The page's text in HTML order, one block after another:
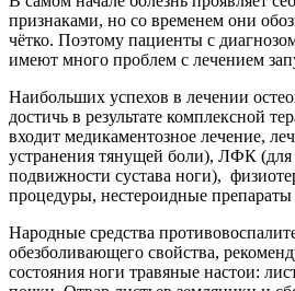
признаками, но со временем они
чётко. Поэтому пациенты с
имеют много проблем с лечением
Наибольших успехов в лечении
достичь в результате комплексной
входит медикаментозное лечение,
устранения тянущей боли), ЛФК (для
подвижности сустава ноги),
процедуры, нестероидные
Народные средства
обезболивающего свойства,
состояния ноги травяные настои: